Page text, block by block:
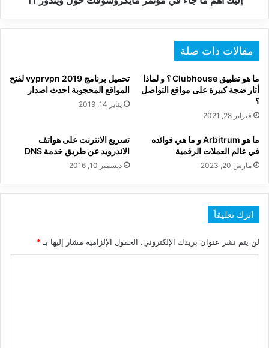
مقالات ذات صلة
ما هو تطبيق Clubhouse ؟ و لماذا
أثار ضجة كبيرة على مواقع التواصل
؟
فبراير 28, 2021
تحميل برنامج vyprvpn 2019 لفتح
المواقع المحجوبة احدث اصدار
يناير 14, 2019
ما هو Arbitrum و ما هي فوائده
في عالم العملات الرقمية
مارس 20, 2023
تسريع الانترنت على هواتف
الاندرويد عن طريق خدمة DNS
ديسمبر 10, 2016
اترك تعليقاً
لن يتم نشر عنوان بريدك الإلكتروني. الحقول الإلزامية مشار إليها بـ *